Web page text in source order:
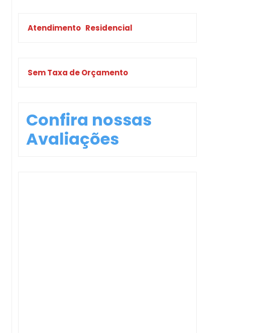
Atendimento Residencial
Sem Taxa de Orçamento
Confira nossas
Avaliações